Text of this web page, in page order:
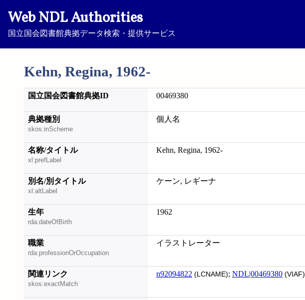
Web NDL Authorities
国立国会図書館典拠データ検索・提供サービス
Kehn, Regina, 1962-
国立国会図書館典拠ID 00469380
典拠種別
skos:inScheme
個人名
名称/タイトル
xl:prefLabel
Kehn, Regina, 1962-
別名/別タイトル
xl:altLabel
ケーン, レギーナ
生年
rda:dateOfBirth
1962
職業
rda:professionOrOccupation
イラストレーター
関連リンク
skos:exactMatch
n92094822 (LCNAME); NDL|00469380 (VIAF)